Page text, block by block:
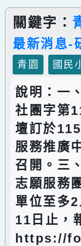
關鍵字：
最新消息-
青園
國民
說明：一
社團字第
壇訂於
服務推廣
召開。三
志願服務
單位至多
11日止，
https://